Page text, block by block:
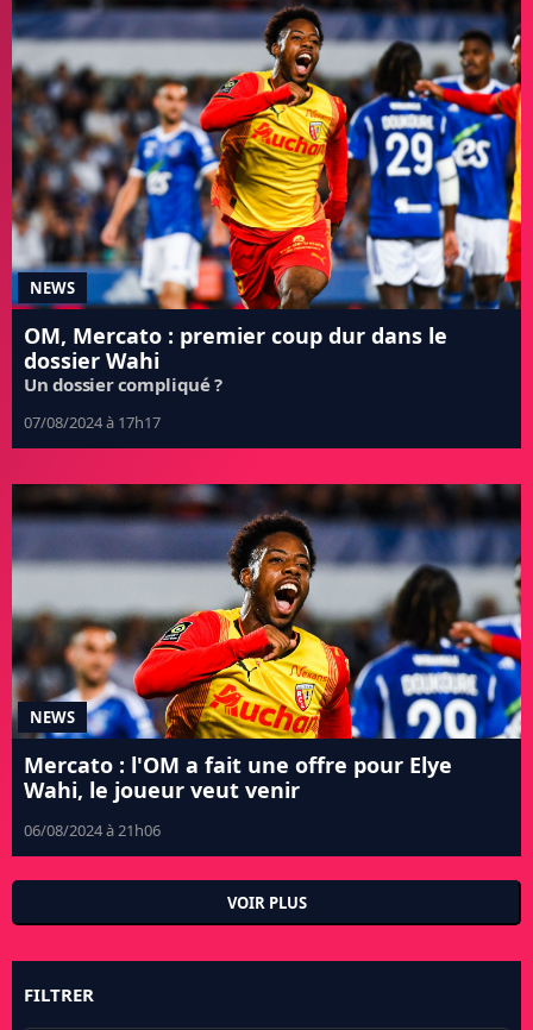
NEWS
OM, Mercato : premier coup dur dans le
dossier Wahi
Un dossier compliqué ?
07/08/2024 à 17h17
NEWS
Mercato : l'OM a fait une offre pour Elye
Wahi, le joueur veut venir
06/08/2024 à 21h06
VOIR PLUS
FILTRER